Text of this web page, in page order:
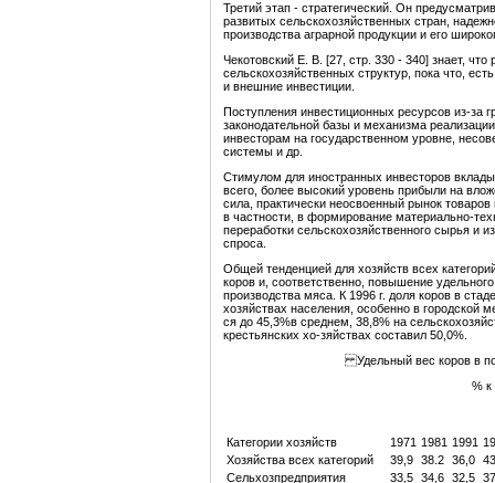
Третий этап - стратегический. Он
развитых сельскохозяйственных стран,
производства аграрной продукции и его
Чекотовский Е. В. [27, стр. 330 - 340] знает,
сельскохозяйственных структур, пока что,
и внешние инвестиции.
Поступления инвестиционных ресурсов из-за
законодательной базы и механизма
инвесторам на государственном уровне,
системы и др.
Стимулом для иностранных инвесторов
всего, более высокий уровень прибыли на
сила, практически неосвоенный рынок
в частности, в формирование материально-
переработки сельскохозяйственного сырья и
спроса.
Общей тенденцией для хозяйств всех
коров и, соответственно, повышение
производства мяса. К 1996 г. доля коров в
хозяйствах населения, особенно в городской
ся до 45,3%в среднем, 38,8% на
крестьянских хо-зяйствах составил 50,0%.
Удельный вес коров в
% к
Категории хозяйств 1971 1981 1991
Хозяйства всех категорий
39,9 38.2 36,0
Сельхозпредприятия
33,5 34,6 32,5